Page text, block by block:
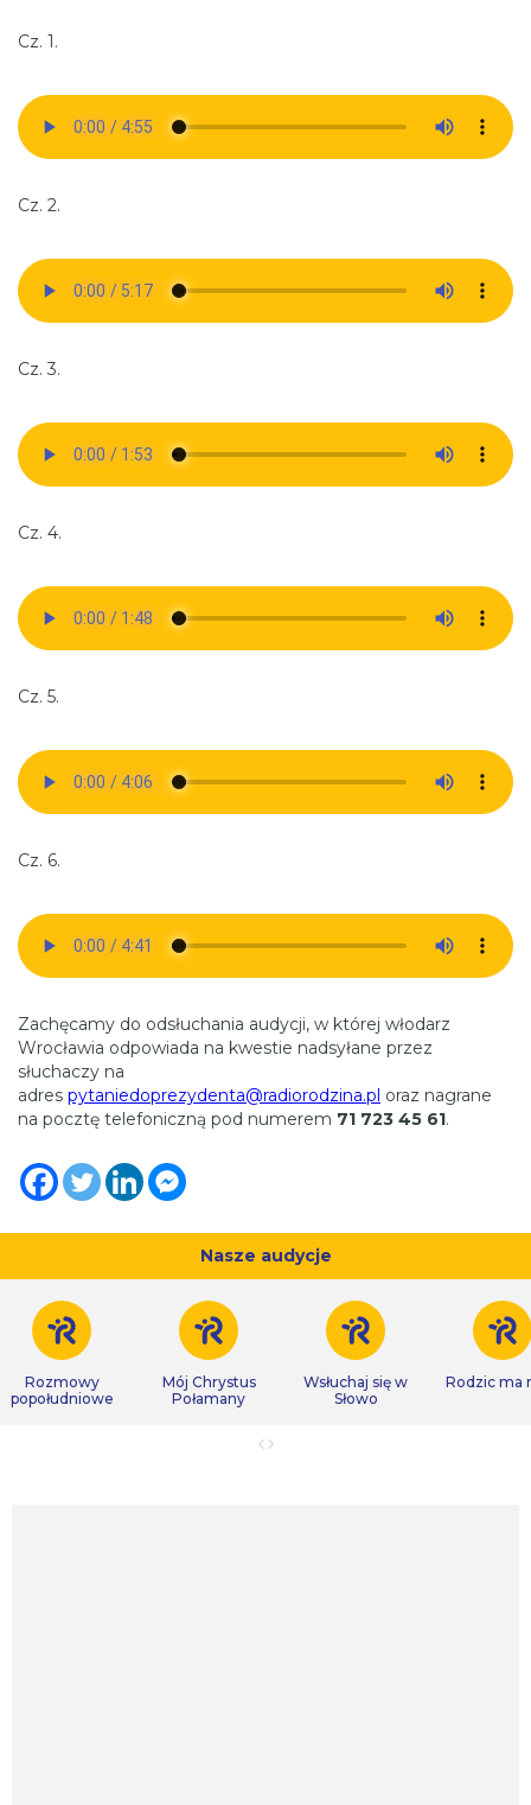
Cz. 1.
Cz. 2.
Cz. 3.
Cz. 4.
Cz. 5.
Cz. 6.
Zachęcamy do odsłuchania audycji, w której włodarz
Wrocławia odpowiada na kwestie nadsyłane przez
słuchaczy na
adres pytaniedoprezydenta@radiorodzina.pl oraz nagrane
na pocztę telefoniczną pod numerem 71 723 45 61.
Nasze audycje
Rozmowy
popołudniowe
Mój Chrystus
Połamany
Wsłuchaj się w
Słowo
Rodzic ma